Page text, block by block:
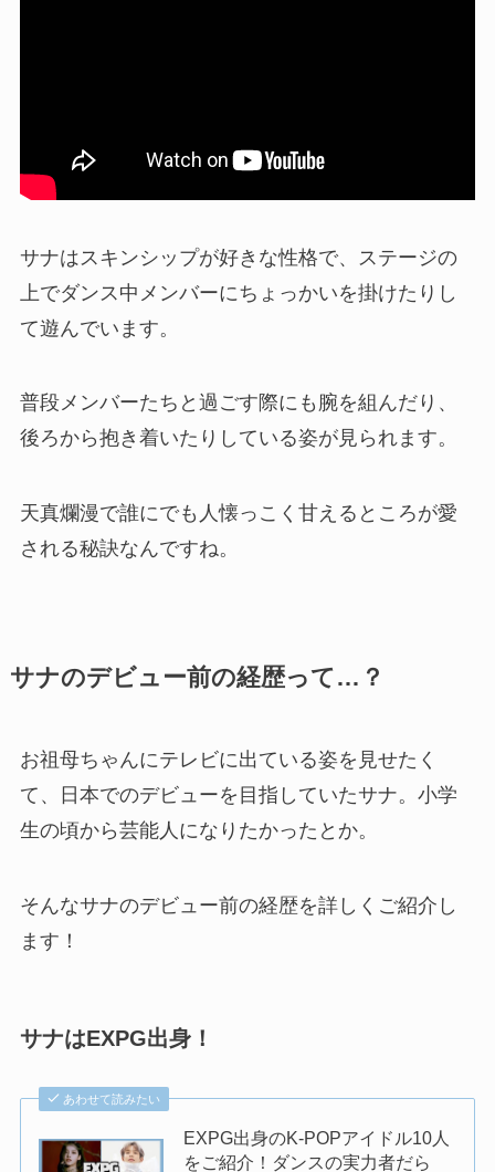
サナはスキンシップが好きな性格で、ステージの
上でダンス中メンバーにちょっかいを掛けたりし
て遊んでいます。
普段メンバーたちと過ごす際にも腕を組んだり、
後ろから抱き着いたりしている姿が見られます。
天真爛漫で誰にでも人懐っこく甘えるところが愛
される秘訣なんですね。
サナのデビュー前の経歴って…？
お祖母ちゃんにテレビに出ている姿を見せたく
て、日本でのデビューを目指していたサナ。小学
生の頃から芸能人になりたかったとか。
そんなサナのデビュー前の経歴を詳しくご紹介し
ます！
サナはEXPG出身！
あわせて読みたい
EXPG出身のK-POPアイドル10人
をご紹介！ダンスの実力者だら